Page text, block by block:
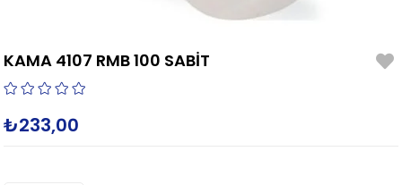
KAMA 4107 RMB 100 SABİT
₺233,00